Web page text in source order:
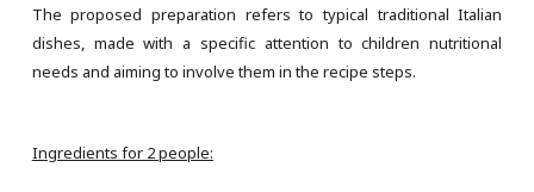
The proposed preparation refers to typical traditional Italian
dishes, made with a specific attention to children nutritional
needs and aiming to involve them in the recipe steps.
Ingredients for 2 people: